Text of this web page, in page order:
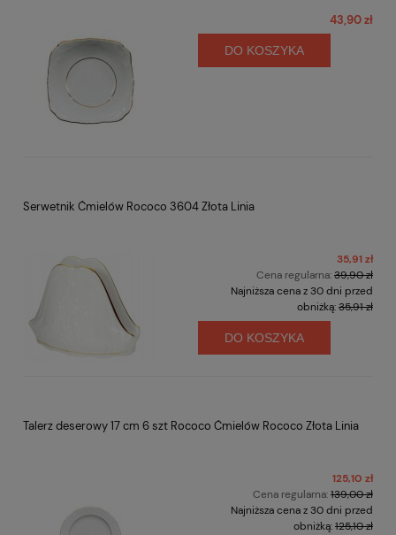
43,90 zł
DO KOSZYKA
Serwetnik Ćmielów Rococo 3604 Złota Linia
35,91 zł
Cena regularna:39,90 zł
Najniższa cena z 30 dni przed
obniżką:35,91 zł
DO KOSZYKA
Talerz deserowy 17 cm 6 szt Rococo Ćmielów Rococo Złota Linia
125,10 zł
Cena regularna:139,00 zł
Najniższa cena z 30 dni przed
obniżką:125,10 zł